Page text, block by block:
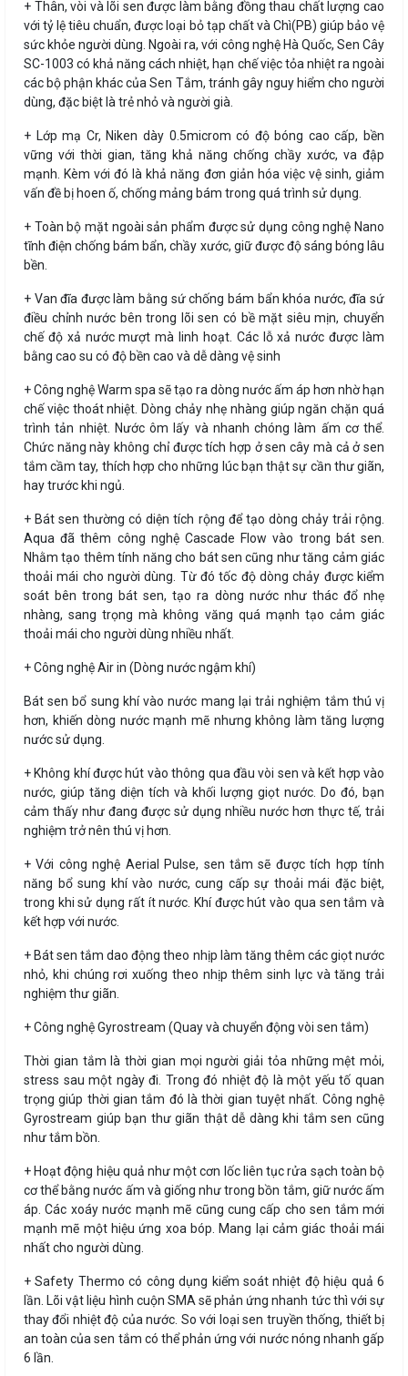
+ Thân, vòi và lõi sen được làm bằng đồng thau chất lượng cao
với tỷ lệ tiêu chuẩn, được loại bỏ tạp chất và Chì(PB) giúp bảo vệ
sức khỏe người dùng. Ngoài ra, với công nghệ Hà Quốc, Sen Cây
SC-1003 có khả năng cách nhiệt, hạn chế việc tỏa nhiệt ra ngoài
các bộ phận khác của Sen Tắm, tránh gây nguy hiểm cho người
dùng, đặc biệt là trẻ nhỏ và người già.
+ Lớp mạ Cr, Niken dày 0.5microm có độ bóng cao cấp, bền
vững với thời gian, tăng khả năng chống chầy xước, va đập
mạnh. Kèm với đó là khả năng đơn giản hóa việc vệ sinh, giảm
vấn đề bị hoen ố, chống mảng bám trong quá trình sử dụng.
+ Toàn bộ mặt ngoài sản phẩm được sử dụng công nghệ Nano
tĩnh điện chống bám bẩn, chầy xước, giữ được độ sáng bóng lâu
bền.
+ Van đĩa được làm bằng sứ chống bám bẩn khóa nước, đĩa sứ
điều chỉnh nước bên trong lõi sen có bề mặt siêu mịn, chuyển
chế độ xả nước mượt mà linh hoạt. Các lỗ xả nước được làm
bằng cao su có độ bền cao và dễ dàng vệ sinh
+ Công nghệ Warm spa sẽ tạo ra dòng nước ấm áp hơn nhờ hạn
chế việc thoát nhiệt. Dòng chảy nhẹ nhàng giúp ngăn chặn quá
trình tản nhiệt. Nước ôm lấy và nhanh chóng làm ấm cơ thể.
Chức năng này không chỉ được tích hợp ở sen cây mà cả ở sen
tắm cầm tay, thích hợp cho những lúc bạn thật sự cần thư giãn,
hay trước khi ngủ.
+ Bát sen thường có diện tích rộng để tạo dòng chảy trải rộng.
Aqua đã thêm công nghệ Cascade Flow vào trong bát sen.
Nhằm tạo thêm tính năng cho bát sen cũng như tăng cảm giác
thoải mái cho người dùng. Từ đó tốc độ dòng chảy được kiểm
soát bên trong bát sen, tạo ra dòng nước như thác đổ nhẹ
nhàng, sang trọng mà không văng quá mạnh tạo cảm giác
thoải mái cho người dùng nhiều nhất.
+ Công nghệ Air in (Dòng nước ngậm khí)
Bát sen bổ sung khí vào nước mang lại trải nghiệm tắm thú vị
hơn, khiến dòng nước mạnh mẽ nhưng không làm tăng lượng
nước sử dụng.
+ Không khí được hút vào thông qua đầu vòi sen và kết hợp vào
nước, giúp tăng diện tích và khối lượng giọt nước. Do đó, bạn
cảm thấy như đang được sử dụng nhiều nước hơn thực tế, trải
nghiệm trở nên thú vị hơn.
+ Với công nghệ Aerial Pulse, sen tắm sẽ được tích hợp tính
năng bổ sung khí vào nước, cung cấp sự thoải mái đặc biệt,
trong khi sử dụng rất ít nước. Khí được hút vào qua sen tắm và
kết hợp với nước.
+ Bát sen tắm dao động theo nhịp làm tăng thêm các giọt nước
nhỏ, khi chúng rơi xuống theo nhịp thêm sinh lực và tăng trải
nghiệm thư giãn.
+ Công nghệ Gyrostream (Quay và chuyển động vòi sen tắm)
Thời gian tắm là thời gian mọi người giải tỏa những mệt mỏi,
stress sau một ngày đi. Trong đó nhiệt độ là một yếu tố quan
trọng giúp thời gian tắm đó là thời gian tuyệt nhất. Công nghệ
Gyrostream giúp bạn thư giãn thật dễ dàng khi tắm sen cũng
như tắm bồn.
+ Hoạt động hiệu quả như một cơn lốc liên tục rửa sạch toàn bộ
cơ thể bằng nước ấm và giống như trong bồn tắm, giữ nước ấm
áp. Các xoáy nước mạnh mẽ cũng cung cấp cho sen tắm mới
mạnh mẽ một hiệu ứng xoa bóp. Mang lại cảm giác thoải mái
nhất cho người dùng.
+ Safety Thermo có công dụng kiểm soát nhiệt độ hiệu quả 6
lần. Lõi vật liệu hình cuộn SMA sẽ phản ứng nhanh tức thì với sự
thay đổi nhiệt độ của nước. So với loại sen truyền thống, thiết bị
an toàn của sen tắm có thể phản ứng với nước nóng nhanh gấp
6 lần.